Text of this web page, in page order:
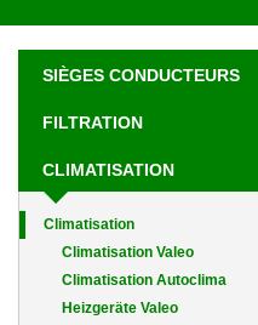
SIÈGES CONDUCTEURS
FILTRATION
CLIMATISATION
Climatisation
Climatisation Valeo
Climatisation Autoclima
Heizgeräte Valeo